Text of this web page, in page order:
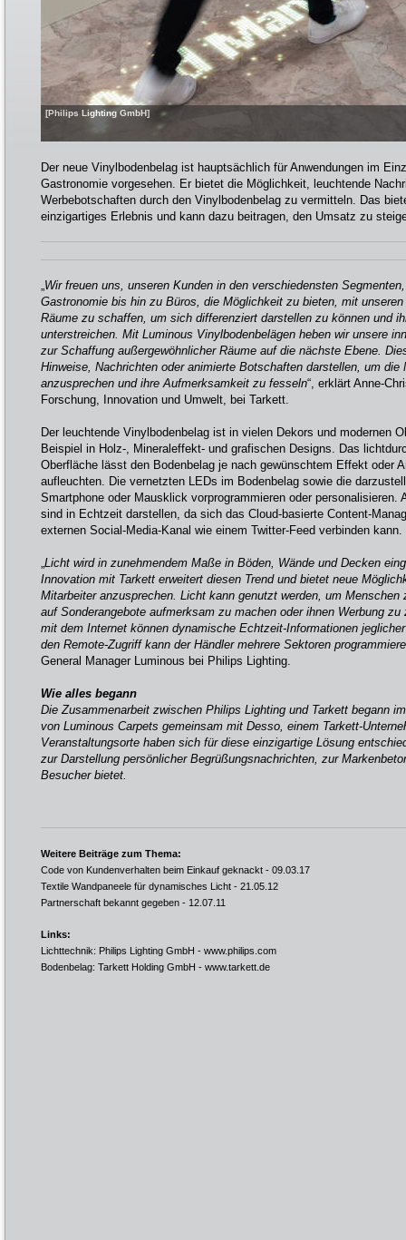
[Philips Lighting GmbH]
Der neue Vinylbodenbelag ist hauptsächlich für Anwendungen im
Gastronomie vorgesehen. Er bietet die Möglichkeit, leuchtende
Werbebotschaften durch den Vinylbodenbelag zu vermitteln. Das
einzigartiges Erlebnis und kann dazu beitragen, den Umsatz zu
„Wir freuen uns, unseren Kunden in den verschiedensten
Gastronomie bis hin zu Büros, die Möglichkeit zu bieten, mit
Räume zu schaffen, um sich differenziert darstellen zu können und
unterstreichen. Mit Luminous Vinylbodenbelägen heben wir unsere
zur Schaffung außergewöhnlicher Räume auf die nächste Ebene.
Hinweise, Nachrichten oder animierte Botschaften darstellen, um die
anzusprechen und ihre Aufmerksamkeit zu fesseln“, erklärt Anne-
Forschung, Innovation und Umwelt, bei Tarkett.
Der leuchtende Vinylbodenbelag ist in vielen Dekors und modernen
Beispiel in Holz-, Mineraleffekt- und grafischen Designs. Das
Oberfläche lässt den Bodenbelag je nach gewünschtem Effekt oder
aufleuchten. Die vernetzten LEDs im Bodenbelag sowie die
Smartphone oder Mausklick vorprogrammieren oder personalisieren.
sind in Echtzeit darstellen, da sich das Cloud-basierte Content-
externen Social-Media-Kanal wie einem Twitter-Feed verbinden kann.
„Licht wird in zunehmendem Maße in Böden, Wände und Decken
Innovation mit Tarkett erweitert diesen Trend und bietet neue
Mitarbeiter anzusprechen. Licht kann genutzt werden, um
auf Sonderangebote aufmerksam zu machen oder ihnen Werbung
mit dem Internet können dynamische Echtzeit-Informationen
den Remote-Zugriff kann der Händler mehrere Sektoren
General Manager Luminous bei Philips Lighting.
Wie alles begann
Die Zusammenarbeit zwischen Philips Lighting und Tarkett begann
von Luminous Carpets gemeinsam mit Desso, einem Tarkett-
Veranstaltungsorte haben sich für diese einzigartige Lösung
zur Darstellung persönlicher Begrüßungsnachrichten, zur
Besucher bietet.
Weitere Beiträge zum Thema:
Code von Kundenverhalten beim Einkauf geknackt - 09.03.17
Textile Wandpaneele für dynamisches Licht - 21.05.12
Partnerschaft bekannt gegeben - 12.07.11
Links:
Lichttechnik: Philips Lighting GmbH - www.philips.com
Bodenbelag: Tarkett Holding GmbH - www.tarkett.de